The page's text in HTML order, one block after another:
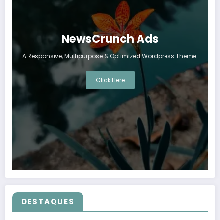
NewsCrunch Ads
A Responsive, Multipurpose & Optimized Wordpress Theme.
Click Here
DESTAQUES